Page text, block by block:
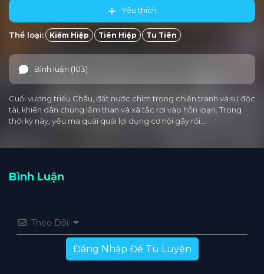
Yêu thích
Thể loại: Kiếm Hiệp Tiên Hiệp Tu Tiên
Bình luận (103)
Cuối vương triều Châu, đất nước chìm trong chiến tranh và sự độc
tài, khiến dân chúng lầm than và xã tắc rơi vào hỗn loạn. Trong
thời kỳ này, yêu ma quái quái lợi dụng cơ hội gây rối….
Bình Luận
Theo Dõi
Đăng Nhập Để Tu Luyện